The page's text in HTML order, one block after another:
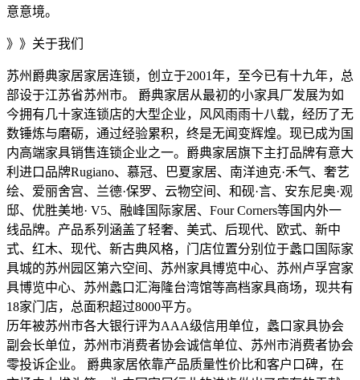
意意境。
》》关于我们
苏州爵典家居家居连锁，创立于2001年，至今已有十九年，总
部设于江苏省苏州市。 爵典家居从最初的小家具厂发展为如
今拥有几十家连锁店的大型企业，风风雨雨十八载，经历了无
数锤炼与磨砺，通过经验累积，终是无闻变辉煌。现已成为国
内高端家具销售连锁企业之一。爵典家居旗下主打品牌有意大
利进口品牌Rugiano、慕冠、巴夏家居、南洋迪克·禾气、奢艺
绘、爱丽舍宫、兰德·保罗、云物空间、和砚·言、安东尼奥·观
邸、优胜美地· V5、融峰国际家居、Four Corners等国内外一
线品牌。产品系列涵盖了轻奢、美式、后现代、欧式、新中
式、红木、现代、新古典风格，门店位置分别位于蠡口国际家
具城的苏州园区第六空间、苏州家具博览中心、苏州卢孚宫家
具博览中心、苏州蠡口汇海隆台湾馆等高档家具商场，现共有
18家门店，总面积超过8000平方。
历年被苏州市各大银行评为AAA级信用单位，蠡口家具协会
副会长单位，苏州市消费者协会诚信单位、苏州市消费者协会
零投诉企业。 爵典家居依靠产品质量性价比和客户口碑，在